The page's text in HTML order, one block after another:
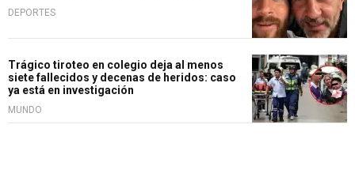
DEPORTES
Trágico tiroteo en colegio deja al menos
siete fallecidos y decenas de heridos: caso
ya está en investigación
MUNDO